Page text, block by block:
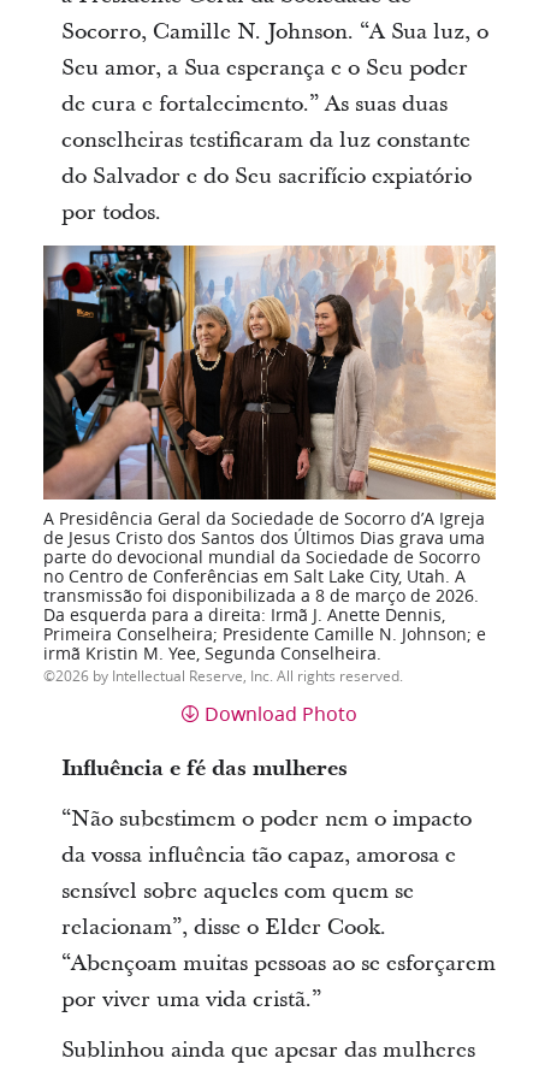
Socorro, Camille N. Johnson. “A Sua luz, o
Seu amor, a Sua esperança e o Seu poder
de cura e fortalecimento.” As suas duas
conselheiras testificaram da luz constante
do Salvador e do Seu sacrifício expiatório
por todos.
A Presidência Geral da Sociedade de Socorro d’A Igreja
de Jesus Cristo dos Santos dos Últimos Dias grava uma
parte do devocional mundial da Sociedade de Socorro
no Centro de Conferências em Salt Lake City, Utah. A
transmissão foi disponibilizada a 8 de março de 2026.
Da esquerda para a direita: Irmã J. Anette Dennis,
Primeira Conselheira; Presidente Camille N. Johnson; e
irmã Kristin M. Yee, Segunda Conselheira.
2026 by Intellectual Reserve, Inc. All rights reserved.
Download Photo
Influência e fé das mulheres
“Não subestimem o poder nem o impacto
da vossa influência tão capaz, amorosa e
sensível sobre aqueles com quem se
relacionam”, disse o Elder Cook.
“Abençoam muitas pessoas ao se esforçarem
por viver uma vida cristã.”
Sublinhou ainda que apesar das mulheres